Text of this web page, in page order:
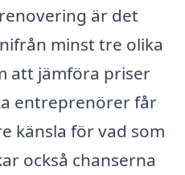
är det
minst tre olika
att jämföra priser
entreprenörer får
känsla för vad som
också chanserna